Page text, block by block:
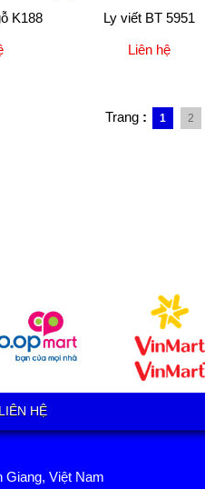
K188 Ly viết BT 5951
Liên hệ
Trang : 1 2
LIÊN HỆ
Giang, Việt Nam